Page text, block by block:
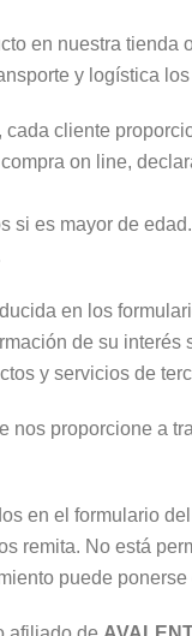
en nuestra
y logística
cliente
on line,
si es mayor de
en los
de su
y servicios de
nos proporcione a
en el formulario
remita. No está
puede